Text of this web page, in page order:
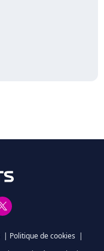
| Politique de cookies |